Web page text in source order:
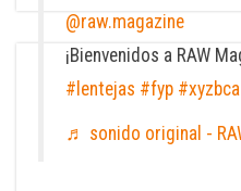
@raw.magazine
¡Bienvenidos a RAW
#lentejas #fyp #xyzbca
♬ sonido original -